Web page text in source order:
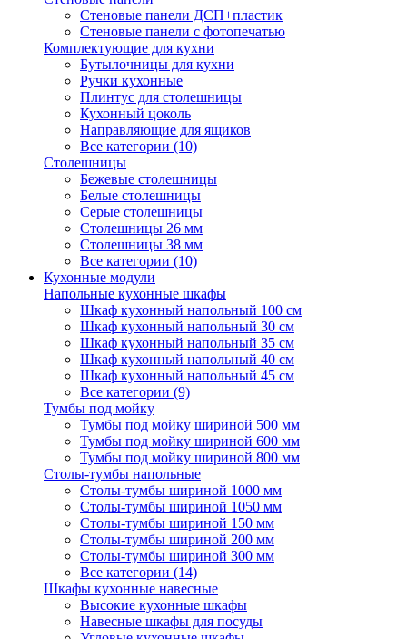
Стеновые панели ДСП+пластик
Стеновые панели с фотопечатью
Комплектующие для кухни
Бутылочницы для кухни
Ручки кухонные
Плинтус для столешницы
Кухонный цоколь
Направляющие для ящиков
Все категории (10)
Столешницы
Бежевые столешницы
Белые столешницы
Серые столешницы
Столешницы 26 мм
Столешницы 38 мм
Все категории (10)
Кухонные модули
Напольные кухонные шкафы
Шкаф кухонный напольный 100 см
Шкаф кухонный напольный 30 см
Шкаф кухонный напольный 35 см
Шкаф кухонный напольный 40 см
Шкаф кухонный напольный 45 см
Все категории (9)
Тумбы под мойку
Тумбы под мойку шириной 500 мм
Тумбы под мойку шириной 600 мм
Тумбы под мойку шириной 800 мм
Столы-тумбы напольные
Столы-тумбы шириной 1000 мм
Столы-тумбы шириной 1050 мм
Столы-тумбы шириной 150 мм
Столы-тумбы шириной 200 мм
Столы-тумбы шириной 300 мм
Все категории (14)
Шкафы кухонные навесные
Высокие кухонные шкафы
Навесные шкафы для посуды